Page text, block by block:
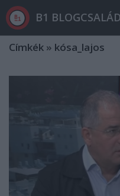
B1 BLOGCSALÁD
Címkék » kósa_lajos